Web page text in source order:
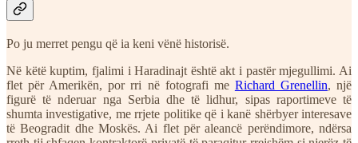
Po ju merret pengu që ia keni vënë historisë.
Në këtë kuptim, fjalimi i Haradinajt është akt i pastër mjegullimi. Ai
flet për Amerikën, por rri në fotografi me Richard Grenellin, një
figurë të nderuar nga Serbia dhe të lidhur, sipas raportimeve të
shumta investigative, me rrjete politike që i kanë shërbyer interesave
të Beogradit dhe Moskës. Ai flet për aleancë perëndimore, ndërsa